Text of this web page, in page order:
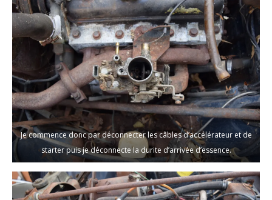
Je commence donc par déconnecter les câbles d’accélérateur et de
starter puis je déconnecte la durite d’arrivée d’essence.